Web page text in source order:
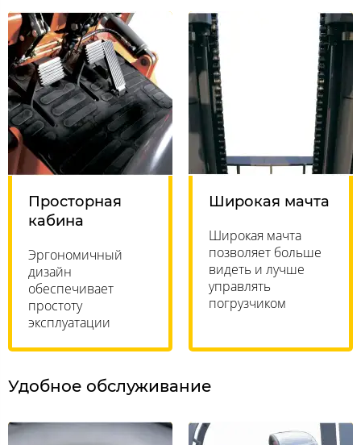
Просторная
кабина
Эргономичный
дизайн
обеспечивает
простоту
эксплуатации
Широкая мачта
Широкая мачта
позволяет больше
видеть и лучше
управлять
погрузчиком
Удобное обслуживание